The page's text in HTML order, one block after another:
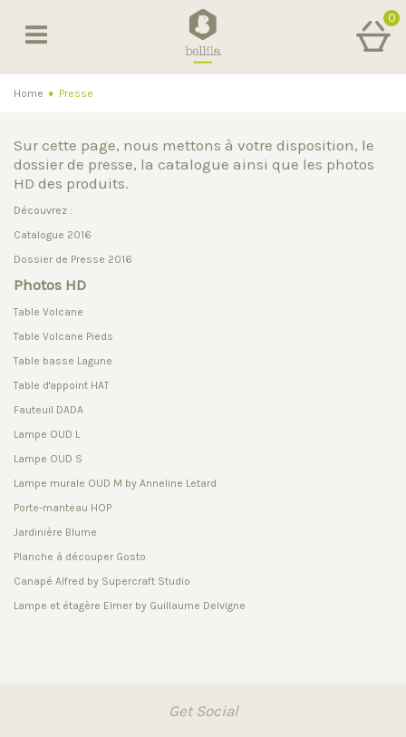
0
Home ♦ Presse
Sur cette page, nous mettons à votre disposition, le
dossier de presse, la catalogue ainsi que les photos
HD des produits.
Découvrez :
Catalogue 2016
Dossier de Presse 2016
Photos HD
Table Volcane
Table Volcane Pieds
Table basse Lagune
Table d'appoint HAT
Fauteuil DADA
Lampe OUD L
Lampe OUD S
Lampe murale OUD M by Anneline Letard
Porte-manteau HOP
Jardinière Blume
Planche à découper Gosto
Canapé Alfred by Supercraft Studio
Lampe et étagère Elmer by Guillaume Delvigne
Get Social